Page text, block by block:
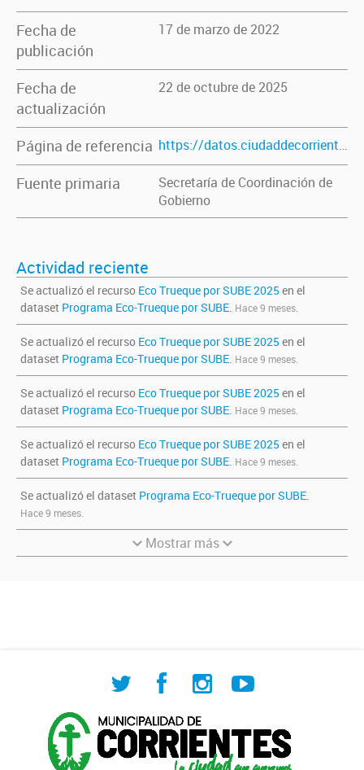
Fecha de
publicación
17 de marzo de 2022
Fecha de
actualización
22 de octubre de 2025
Página de referencia https://datos.ciudaddecorrientes.gov.ar/dataset/eco-trueque-por-sube
Fuente primaria
Secretaría de Coordinación de
Gobierno
Actividad reciente
Se actualizó el recurso Eco Trueque por SUBE 2025 en el
dataset Programa Eco-Trueque por SUBE. Hace 9 meses.
Se actualizó el recurso Eco Trueque por SUBE 2025 en el
dataset Programa Eco-Trueque por SUBE. Hace 9 meses.
Se actualizó el recurso Eco Trueque por SUBE 2025 en el
dataset Programa Eco-Trueque por SUBE. Hace 9 meses.
Se actualizó el recurso Eco Trueque por SUBE 2025 en el
dataset Programa Eco-Trueque por SUBE. Hace 9 meses.
Se actualizó el dataset Programa Eco-Trueque por SUBE.
Hace 9 meses.
Mostrar más